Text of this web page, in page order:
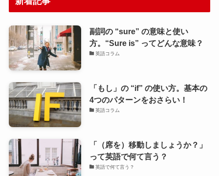
副詞の “sure” の意味と使い
方。“Sure is” ってどんな意味？
英語コラム
「もし」の “if” の使い方。基本の
4つのパターンをおさらい！
英語コラム
「（席を）移動しましょうか？」
って英語で何て言う？
英語で何て言う？